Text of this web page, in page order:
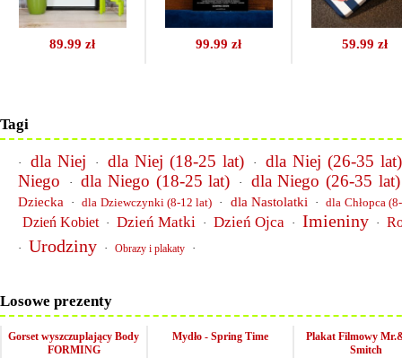
89.99 zł 99.99 zł 59.99 zł
Tagi
· dla Niej · dla Niej (18-25 lat) ·
dla Niej (26-35 lat)
Niego
· dla Niego (18-25 lat) · dla Niego (26-35 lat)
Dziecka · dla Dziewczynki (8-12 lat) · dla Nastolatki · dla Chłopca
Dzień Kobiet · Dzień Matki · Dzień Ojca · Imieniny ·
· Urodziny · Obrazy i plakaty ·
Losowe prezenty
Gorset wyszczuplający Body
FORMING
Mydło - Spring Time
Plakat Filmowy
Smitch